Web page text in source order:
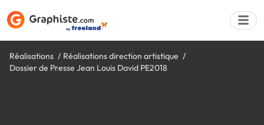
Réalisations
Réalisations direction artistique
Dossier de Presse Jean Louis David PE2018